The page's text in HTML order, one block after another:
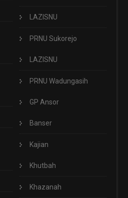
LAZISNU
PRNU Sukorejo
LAZISNU
PRNU Wadungasih
GP Ansor
Banser
Kajian
Khutbah
Khazanah